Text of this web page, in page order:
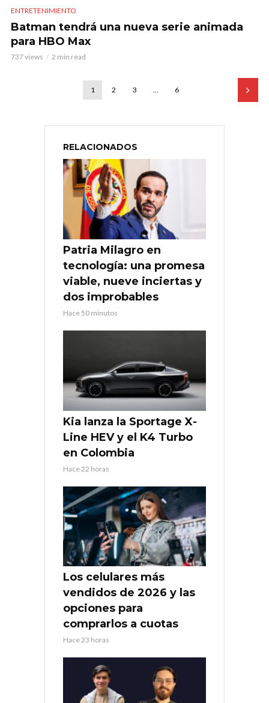
ENTRETENIMIENTO
Batman tendrá una nueva serie animada
para HBO Max
737 views 2 min read
1 2 3 … 6
RELACIONADOS
Patria Milagro en
tecnología: una promesa
viable, nueve inciertas y
dos improbables
Hace 50 minutos
Kia lanza la Sportage X-
Line HEV y el K4 Turbo
en Colombia
Hace 22 horas
Los celulares más
vendidos de 2026 y las
opciones para
comprarlos a cuotas
Hace 23 horas